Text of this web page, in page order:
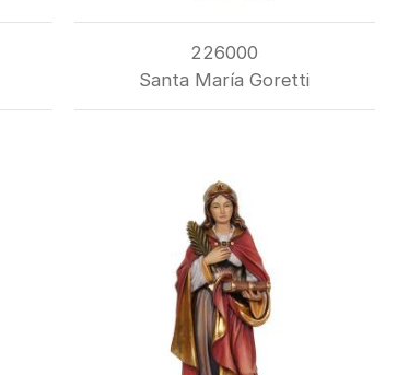
226000
Santa María Goretti